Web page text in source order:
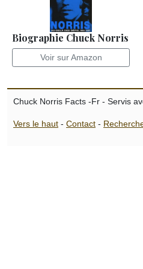
Biographie Chuck Norris
Voir sur Amazon
Chuck Norris Facts -Fr - Servis
Vers le haut - Contact -